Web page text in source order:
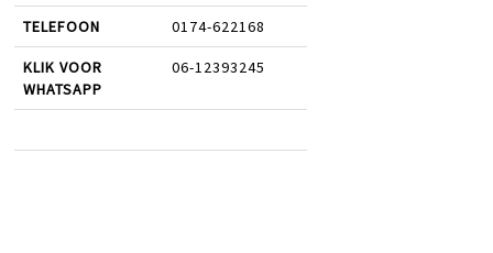
TELEFOON 0174-622168
KLIK VOOR
WHATSAPP
06-12393245